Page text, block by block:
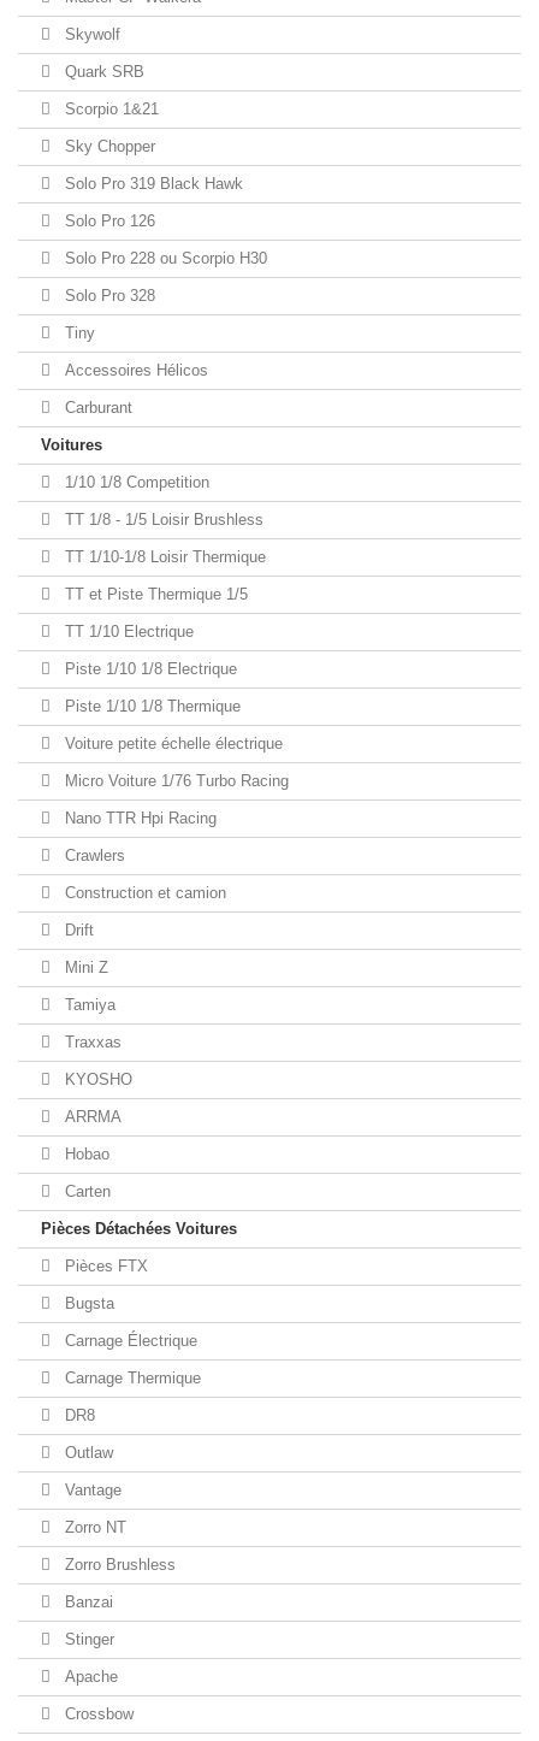
Skywolf
Quark SRB
Scorpio 1&21
Sky Chopper
Solo Pro 319 Black Hawk
Solo Pro 126
Solo Pro 228 ou Scorpio H30
Solo Pro 328
Tiny
Accessoires Hélicos
Carburant
Voitures
1/10 1/8 Competition
TT 1/8 - 1/5 Loisir Brushless
TT 1/10-1/8 Loisir Thermique
TT et Piste Thermique 1/5
TT 1/10 Electrique
Piste 1/10 1/8 Electrique
Piste 1/10 1/8 Thermique
Voiture petite échelle électrique
Micro Voiture 1/76 Turbo Racing
Nano TTR Hpi Racing
Crawlers
Construction et camion
Drift
Mini Z
Tamiya
Traxxas
KYOSHO
ARRMA
Hobao
Carten
Pièces Détachées Voitures
Pièces FTX
Bugsta
Carnage Électrique
Carnage Thermique
DR8
Outlaw
Vantage
Zorro NT
Zorro Brushless
Banzai
Stinger
Apache
Crossbow